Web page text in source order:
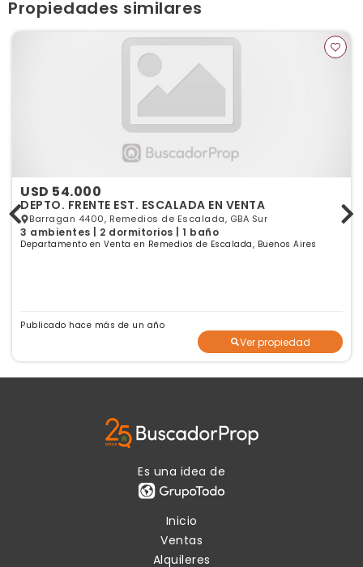
Propiedades similares
USD 54.000
DEPTO. FRENTE EST. ESCALADA EN VENTA
Barragan 4400, Remedios de Escalada, GBA Sur
3 ambientes | 2 dormitorios | 1 baño
Departamento en Venta en Remedios de Escalada, Buenos Aires
Publicado hace más de un año
Ver propiedad
Es una idea de
Inicio
Ventas
Alquileres